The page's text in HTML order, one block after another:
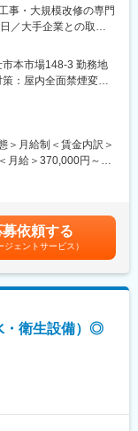
日もお休みとなるた
【金】夜勤8:15始業
休み
日として扱われま
ませんが、その分通
お願いすることとな
年に株式会社中部
種設備機器の年間保
様の大切な財産の保
、近年では、設備の
テリジェント化をご
する業務を展開して
事・大規模改修の専門
／大手企業との取引
員のもと、同社が元
捗状況、現場の品質
安全や工程管理に充分
めます。難しい業務
すが、工事を一緒に
稼働状況に合わせて
可能です。育児中の
の後出社するなど柔
本市場148-3 勤務地
：屋内全面禁煙変更
＞月給制＜賃金内訳＞
月給＞370,000円～
募依頼する
ジェントサービス）
・衛生設備）◎